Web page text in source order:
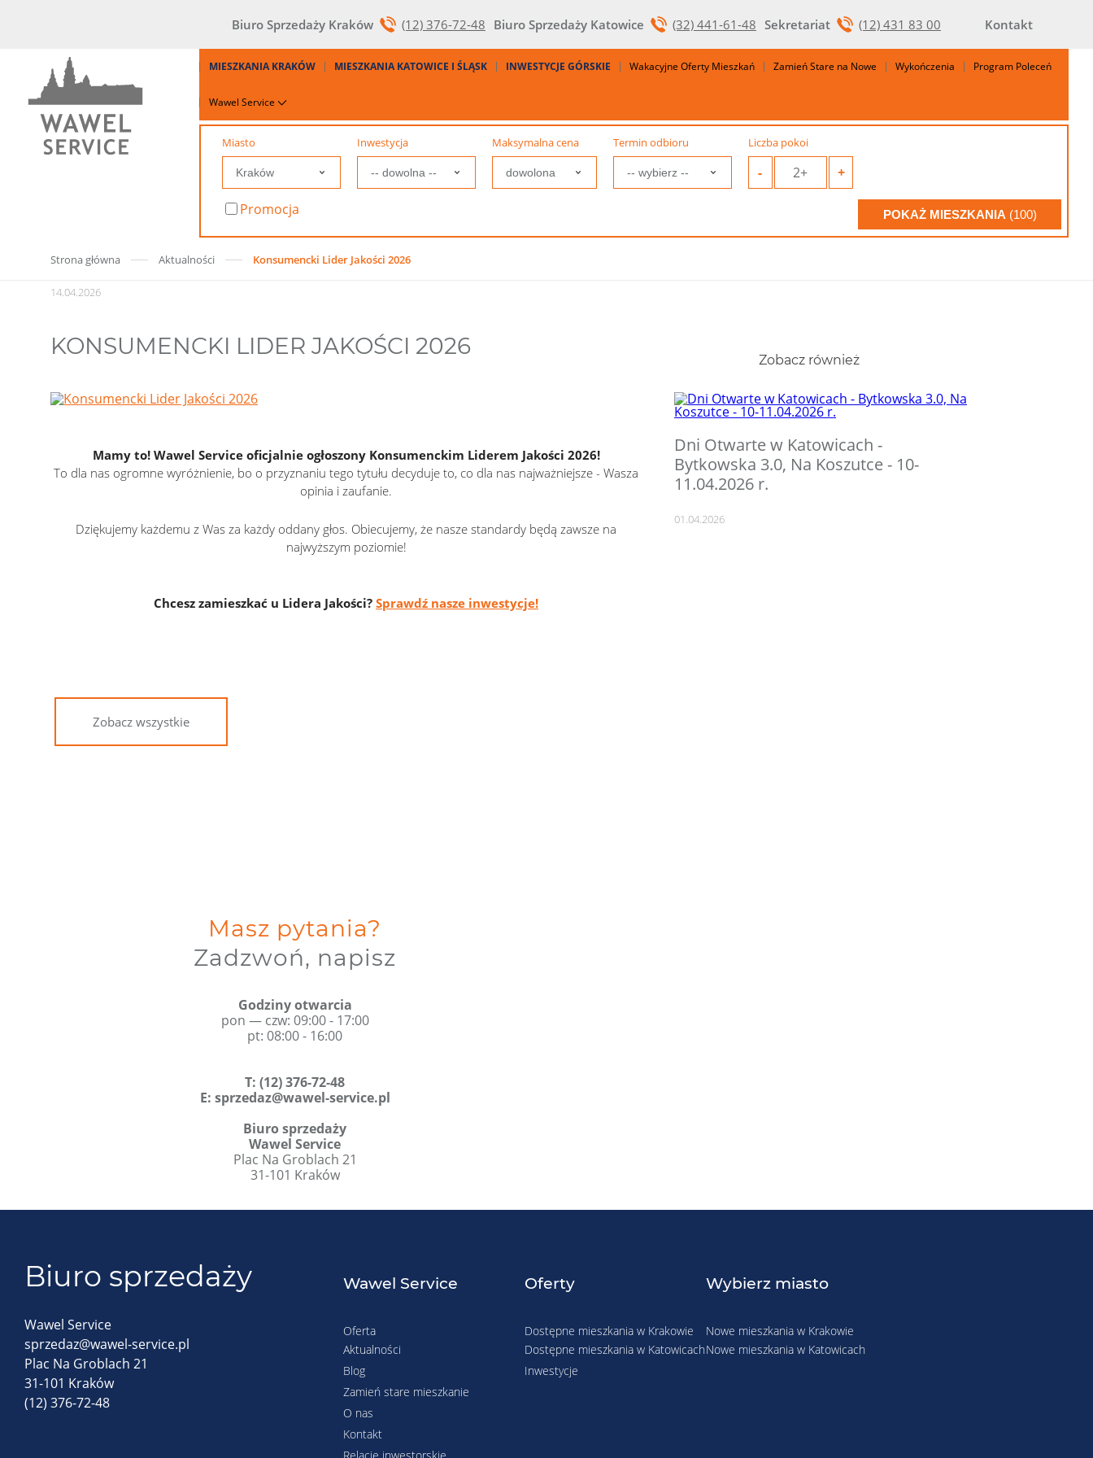
Kontakt
Biuro Sprzedaży Kraków (12) 376-72-48 Biuro Sprzedaży Katowice (32) 441-61-48 Sekretariat (12) 431 83 00
MIESZKANIA KRAKÓW MIESZKANIA KATOWICE I ŚLĄSK INWESTYCJE GÓRSKIE Wakacyjne Oferty Mieszkań Zamień Stare na Nowe Wykończenia Program Poleceń
Wawel Service
Miasto Inwestycja Maksymalna cena Termin odbioru Liczba pokoi
- 2+ +
Promocja POKAŻ MIESZKANIA (100)
Strona główna Aktualności Konsumencki Lider Jakości 2026
14.04.2026
KONSUMENCKI LIDER JAKOŚCI 2026
Mamy to! Wawel Service oficjalnie ogłoszony Konsumenckim Liderem Jakości 2026!
To dla nas ogromne wyróżnienie, bo o przyznaniu tego tytułu decyduje to, co dla nas najważniejsze - Wasza
opinia i zaufanie.
Dziękujemy każdemu z Was za każdy oddany głos. Obiecujemy, że nasze standardy będą zawsze na
najwyższym poziomie!
Chcesz zamieszkać u Lidera Jakości? Sprawdź nasze inwestycje!
Zobacz wszystkie
Zobacz również
Dni Otwarte w Katowicach -
Bytkowska 3.0, Na Koszutce - 10-
11.04.2026 r.
01.04.2026
Masz pytania?
Zadzwoń, napisz
Godziny otwarcia
pon — czw: 09:00 - 17:00
pt: 08:00 - 16:00
T:(12) 376-72-48
E: sprzedaz@wawel-service.pl
Biuro sprzedaży
Wawel Service
Plac Na Groblach 21
31-101 Kraków
Biuro sprzedaży
Wawel Service
sprzedaz@wawel-service.pl
Plac Na Groblach 21
31-101 Kraków
(12) 376-72-48
Wawel Service
Oferta
Aktualności
Blog
Zamień stare mieszkanie
O nas
Kontakt
Oferty
Dostępne mieszkania w Krakowie
Dostępne mieszkania w Katowicach
Inwestycje
Wybierz miasto
Nowe mieszkania w Krakowie
Nowe mieszkania w Katowicach